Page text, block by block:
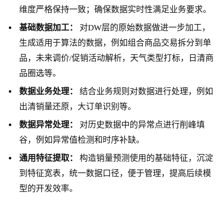
维度严格保持一致；确保数据实时性满足业务要求。
基础数据加工：
对DW层的原始数据做进一步加工，
生成适用于算法的数据，例如组合商品交易拆分到单
品，未来调价/促销活动解析，天气类型打标，日清商
品圈选等。
数据业务处理：
结合业务规则对数据进行处理，例如
出清销量还原，大订单识别等。
数据异常处理：
对历史数据中的异常点进行削峰填
谷，例如异常值检测和时序补缺。
通用特征提取：
构造销量预测使用的基础特征，沉淀
到特征宽表，统一数据口径，便于管理，提高后续模
型的开发效率。